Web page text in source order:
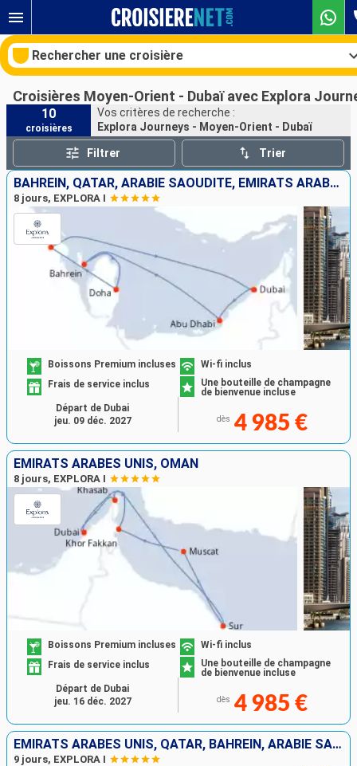
Rechercher une croisière
Nos destinations
Mois de départ
Ports Compagnies
Rechercher
Croisières Moyen-Orient - Dubaï avec Explora
10
croisières
Vos critères de recherche :
Explora Journeys - Moyen-Orient - Dubaï
Filtrer Trier
BAHREIN, QATAR, ARABIE SAOUDITE, EMIRATS ARABES UNIS
8 jours, EXPLORA I
Boissons Premium incluses
Wi-fi inclus
Frais de service inclus
Une bouteille de champagne
de bienvenue incluse
dès 4 985 €
Départ de Dubai
jeu. 09 déc. 2027
EMIRATS ARABES UNIS, OMAN
8 jours, EXPLORA I
Boissons Premium incluses
Wi-fi inclus
Frais de service inclus
Une bouteille de champagne
de bienvenue incluse
dès 4 985 €
Départ de Dubai
jeu. 16 déc. 2027
EMIRATS ARABES UNIS, QATAR, BAHREIN, ARABIE SAOUDITE
9 jours, EXPLORA I